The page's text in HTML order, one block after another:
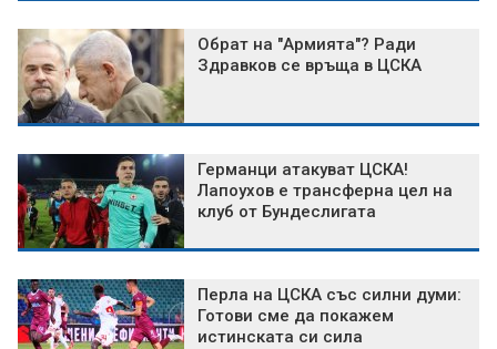
Обрат на "Армията"? Ради
Здравков се връща в ЦСКА
Германци атакуват ЦСКА!
Лапоухов е трансферна цел на
клуб от Бундеслигата
Перла на ЦСКА със силни думи:
Готови сме да покажем
истинската си сила